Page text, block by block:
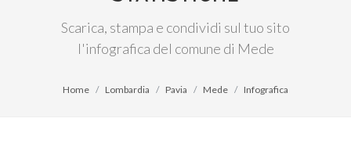
Scarica, stampa e condividi sul tuo sito
l'infografica del comune di Mede
Home Lombardia Pavia Mede Infografica